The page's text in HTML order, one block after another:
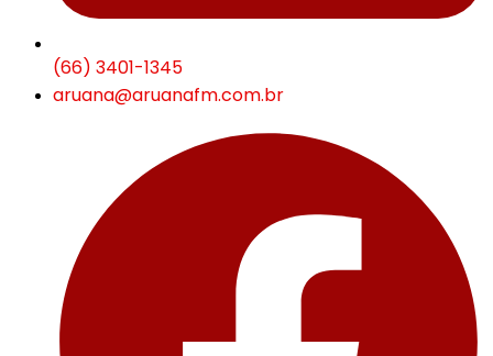
(66) 3401-1345
aruana@aruanafm.com.br